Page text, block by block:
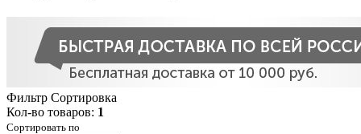
Фильтр Сортировка
Кол-во товаров: 1
Сортировать по